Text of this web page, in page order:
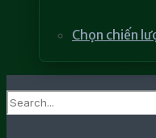
Chọn chiến